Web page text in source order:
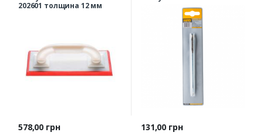
202601 толщина 12 мм
Цена
578,00 грн Цена
131,00 грн